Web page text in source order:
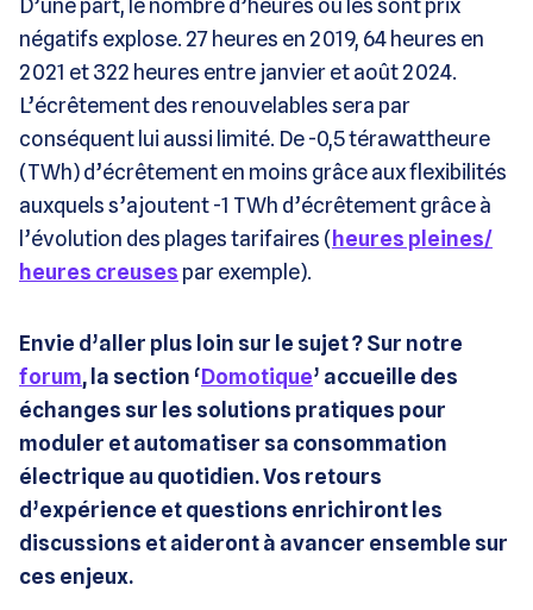
négatifs explose. 27 heures en 2019, 64 heures en
2021 et 322 heures entre janvier et août 2024.
L’écrêtement des renouvelables sera par
conséquent lui aussi limité. De -0,5 térawattheure
(TWh) d’écrêtement en moins grâce aux flexibilités
auxquels s’ajoutent -1 TWh d’écrêtement grâce à
l’évolution des plages tarifaires (heures pleines/
heures creuses par exemple).
Envie d’aller plus loin sur le sujet ? Sur notre
forum, la section ‘Domotique’ accueille des
échanges sur les solutions pratiques pour
moduler et automatiser sa consommation
électrique au quotidien. Vos retours
d’expérience et questions enrichiront les
discussions et aideront à avancer ensemble sur
ces enjeux.